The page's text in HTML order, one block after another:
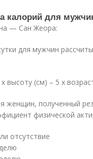
калорий для
— Сан Жеора:
для мужчин
высоту (см) – 5 х
женщин, полученный
физической
отсутствие